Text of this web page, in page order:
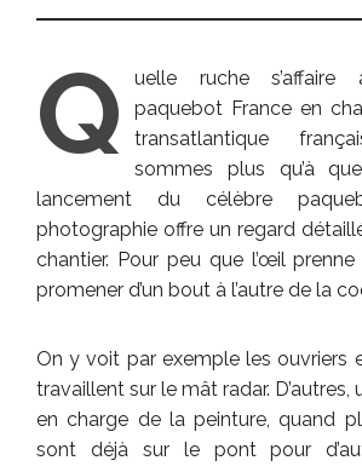
Q
uelle ruche
paquebot France en
transatlantique
sommes plus qu’à
lancement du célèbre
photographie offre un regard
chantier. Pour peu que l’œil
promener d’un bout à l’autre de la
On y voit par exemple les ouvriers
travaillent sur le mât radar. D’autres,
en charge de la peinture, quand
sont déjà sur le pont pour